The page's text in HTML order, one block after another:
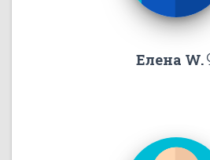
Елена W.